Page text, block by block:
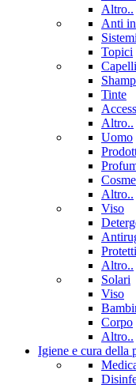
Altro..
Anti
Topici
Capelli
Tinte
Altro..
Uomo
Altro..
Viso
Altro..
Solari
Viso
Corpo
Altro..
Igiene e cura della